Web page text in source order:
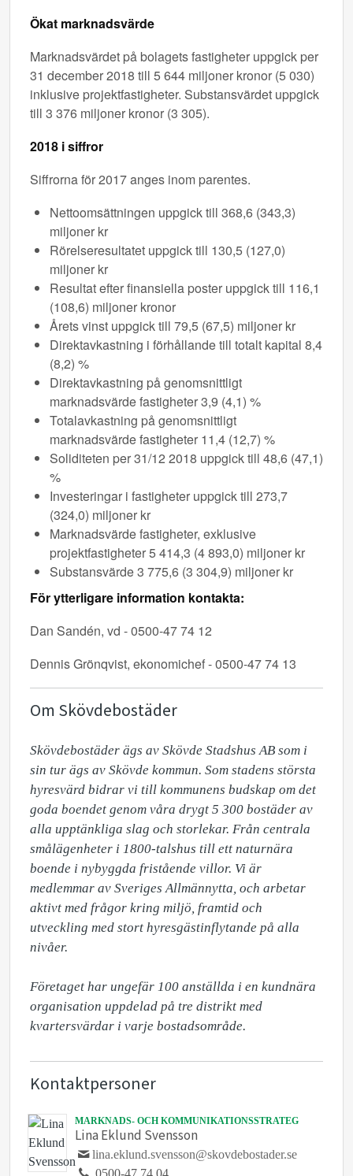
Ökat marknadsvärde
Marknadsvärdet på bolagets fastigheter uppgick per
31 december 2018 till 5 644 miljoner kronor (5 030)
inklusive projektfastigheter. Substansvärdet uppgick
till 3 376 miljoner kronor (3 305).
2018 i siffror
Siffrorna för 2017 anges inom parentes.
Nettoomsättningen uppgick till 368,6 (343,3)
miljoner kr
Rörelseresultatet uppgick till 130,5 (127,0)
miljoner kr
Resultat efter finansiella poster uppgick till 116,1
(108,6) miljoner kronor
Årets vinst uppgick till 79,5 (67,5) miljoner kr
Direktavkastning i förhållande till totalt kapital 8,4
(8,2) %
Direktavkastning på genomsnittligt
marknadsvärde fastigheter 3,9 (4,1) %
Totalavkastning på genomsnittligt
marknadsvärde fastigheter 11,4 (12,7) %
Soliditeten per 31/12 2018 uppgick till 48,6 (47,1)
%
Investeringar i fastigheter uppgick till 273,7
(324,0) miljoner kr
Marknadsvärde fastigheter, exklusive
projektfastigheter 5 414,3 (4 893,0) miljoner kr
Substansvärde 3 775,6 (3 304,9) miljoner kr
För ytterligare information kontakta:
Dan Sandén, vd - 0500-47 74 12
Dennis Grönqvist, ekonomichef - 0500-47 74 13
Om Skövdebostäder
Skövdebostäder ägs av Skövde Stadshus AB som i
sin tur ägs av Skövde kommun. Som stadens största
hyresvärd bidrar vi till kommunens budskap om det
goda boendet genom våra drygt 5 300 bostäder av
alla upptänkliga slag och storlekar. Från centrala
smålägenheter i 1800-talshus till ett naturnära
boende i nybyggda fristående villor. Vi är
medlemmar av Sveriges Allmännytta, och arbetar
aktivt med frågor kring miljö, framtid och
utveckling med stort hyresgästinflytande på alla
nivåer.
Företaget har ungefär 100 anställda i en kundnära
organisation uppdelad på tre distrikt med
kvartersvärdar i varje bostadsområde.
Kontaktpersoner
MARKNADS- OCH KOMMUNIKATIONSSTRATEG
Lina Eklund Svensson
lina.eklund.svensson@skovdebostader.se
0500-47 74 04